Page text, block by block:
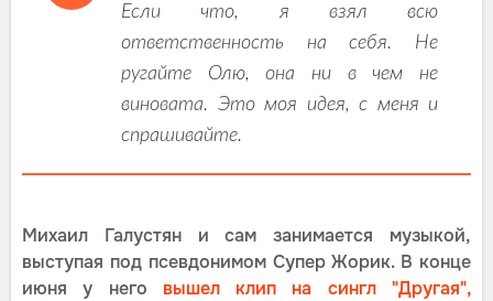
Если что, я взял всю
ответственность на себя. Не
ругайте Олю, она ни в чем не
виновата. Это моя идея, с меня и
спрашивайте.
Михаил Галустян и сам занимается музыкой,
выступая под псевдонимом Супер Жорик. В конце
июня у него вышел клип на сингл "Другая",